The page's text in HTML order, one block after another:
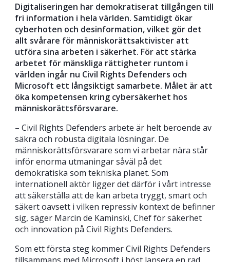
Digitaliseringen har demokratiserat tillgången till
fri information i hela världen. Samtidigt ökar
cyberhoten och desinformation, vilket gör det
allt svårare för människorättsaktivister att
utföra sina arbeten i säkerhet. För att stärka
arbetet för mänskliga rättigheter runtom i
världen ingår nu Civil Rights Defenders och
Microsoft ett långsiktigt samarbete. Målet är att
öka kompetensen kring cybersäkerhet hos
människorättsförsvarare.
– Civil Rights Defenders arbete är helt beroende av
säkra och robusta digitala lösningar. De
människorättsförsvarare som vi arbetar nära står
inför enorma utmaningar såväl på det
demokratiska som tekniska planet. Som
internationell aktör ligger det därför i vårt intresse
att säkerställa att de kan arbeta tryggt, smart och
säkert oavsett i vilken repressiv kontext de befinner
sig, säger Marcin de Kaminski, Chef för säkerhet
och innovation på Civil Rights Defenders.
Som ett första steg kommer Civil Rights Defenders